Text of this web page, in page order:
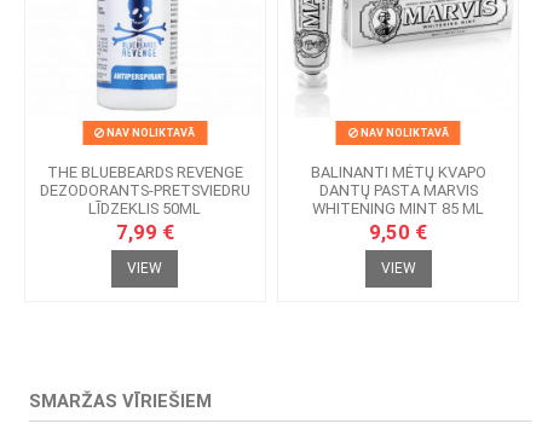
NAV NOLIKTAVĀ
THE BLUEBEARDS REVENGE
DEZODORANTS-PRETSVIEDRU
LĪDZEKLIS 50ML
7,99 €
VIEW
NAV NOLIKTAVĀ
BALINANTI MĖTŲ KVAPO
DANTŲ PASTA MARVIS
WHITENING MINT 85 ML
9,50 €
VIEW
SMARŽAS VĪRIEŠIEM